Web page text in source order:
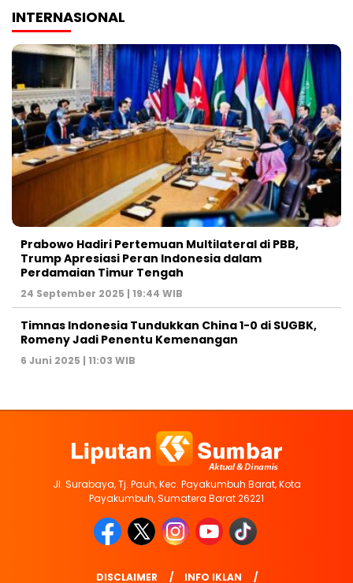
INTERNASIONAL
Prabowo Hadiri Pertemuan Multilateral di PBB,
Trump Apresiasi Peran Indonesia dalam
Perdamaian Timur Tengah
24 September 2025 | 19:44 WIB
Timnas Indonesia Tundukkan China 1-0 di SUGBK,
Romeny Jadi Penentu Kemenangan
6 Juni 2025 | 11:03 WIB
Jl. Surabaya, Tj. Pauh, Kec. Payakumbuh Barat, Kota
Payakumbuh, Sumatera Barat 26221
DISCLAIMER INFO IKLAN